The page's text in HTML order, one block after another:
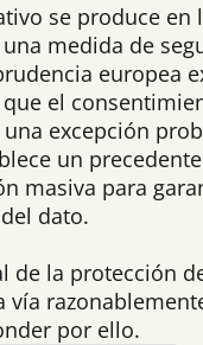
se produce
una medida de
europea
el
excepción
un
masiva para
dato.
la protección
vía
por ello.